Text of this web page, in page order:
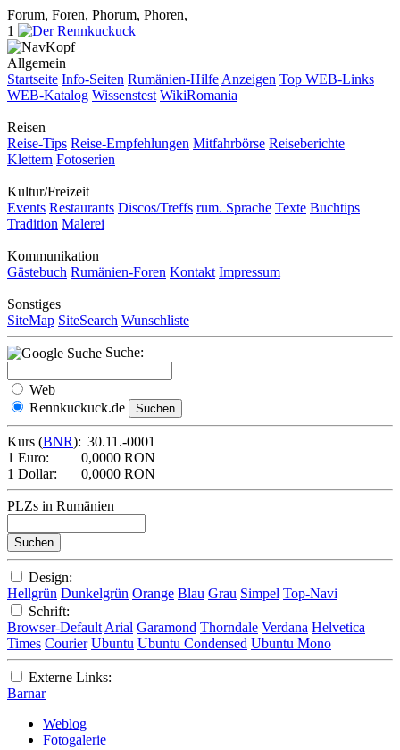
Forum, Foren, Phorum, Phoren,
1
Allgemein
Startseite Info-Seiten Rumänien-Hilfe Anzeigen Top WEB-Links
WEB-Katalog Wissenstest WikiRomania
Reisen
Reise-Tips Reise-Empfehlungen Mitfahrbörse Reiseberichte
Klettern Fotoserien
Kultur/Freizeit
Events Restaurants Discos/Treffs rum. Sprache Texte Buchtips
Tradition Malerei
Kommunikation
Gästebuch Rumänien-Foren Kontakt Impressum
Sonstiges
SiteMap SiteSearch Wunschliste
Suche:
Web
Rennkuckuck.de
Kurs (BNR): 30.11.-0001
1 Euro:
0,0000 RON
1 Dollar:
0,0000 RON
PLZs in Rumänien
Design:
Hellgrün Dunkelgrün Orange Blau Grau Simpel Top-Navi
Schrift:
Browser-Default Arial Garamond Thorndale Verdana Helvetica
Times Courier Ubuntu Ubuntu Condensed Ubuntu Mono
Externe Links:
Barnar
Weblog
Fotogalerie